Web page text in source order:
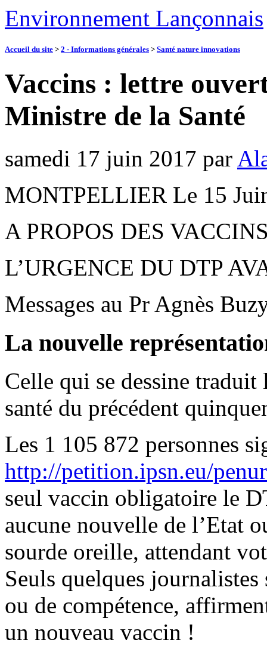
Environnement Lançonnais
Accueil du site > 2 - Informations générales > Santé nature innovations
Vaccins : lettre
Ministre de la Santé
samedi 17 juin 2017 par
MONTPELLIER Le 15
A PROPOS DES
L’URGENCE DU DTP
Messages au Pr Agnès
La nouvelle
Celle qui se dessine
santé du précédent
Les 1 105 872 personnes
http://petition.ipsn.eu/
seul vaccin obligatoire le
aucune nouvelle de l’Etat
sourde oreille, attendant
Seuls quelques journalistes
ou de compétence,
un nouveau vaccin !